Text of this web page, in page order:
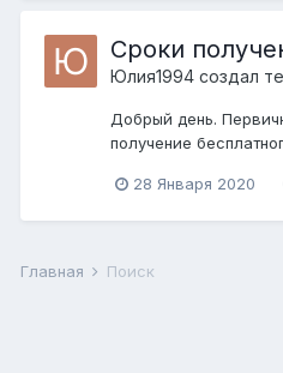
Сроки
Юлия1994 создал
Добрый день.
получение
28 Января 2020
Главная Поиск